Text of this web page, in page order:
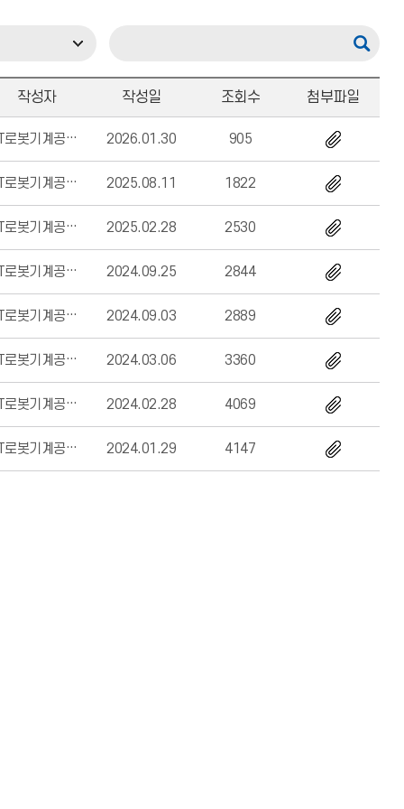
작성자 작성일 조회수 첨부파일
ICT로봇기계공학부 2026.01.30 905
ICT로봇기계공학부 2025.08.11 1822
ICT로봇기계공학부 2025.02.28 2530
ICT로봇기계공학부 2024.09.25 2844
ICT로봇기계공학부 2024.09.03 2889
ICT로봇기계공학부 2024.03.06 3360
ICT로봇기계공학부 2024.02.28 4069
ICT로봇기계공학부 2024.01.29 4147